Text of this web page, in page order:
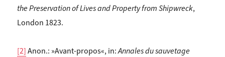
the Preservation of Lives and Property from Shipwreck,
London 1823.
[2]Anon.: »Avant-propos«, in:Annales du sauvetage